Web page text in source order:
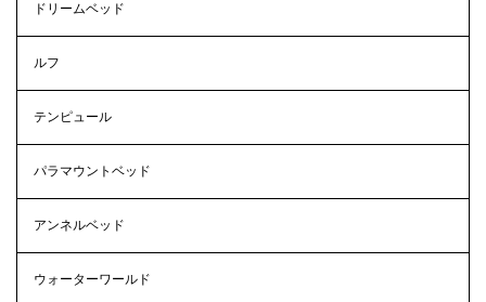
ドリームベッド
ルフ
テンピュール
パラマウントベッド
アンネルベッド
ウォーターワールド